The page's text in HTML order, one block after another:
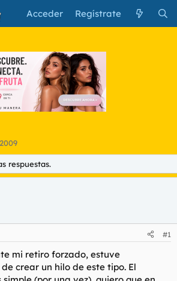
Acceder Regístrate
respuestas.
#1
mi retiro forzado, estuve
crear un hilo de este tipo. El